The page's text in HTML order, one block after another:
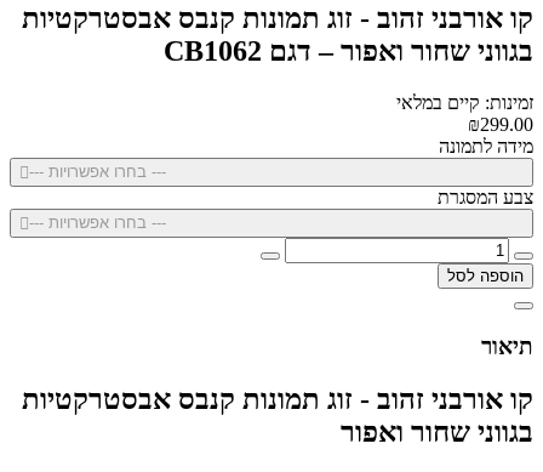
קו אורבני זהוב - זוג תמונות קנבס אבסטרקטיות
בגווני שחור ואפור – דגם CB1062
זמינות: קיים במלאי
₪299.00
מידה לתמונה
--- בחרו אפשרויות ---
צבע המסגרת
--- בחרו אפשרויות ---
הוספה לסל
תיאור
קו אורבני זהוב - זוג תמונות קנבס אבסטרקטיות
בגווני שחור ואפור